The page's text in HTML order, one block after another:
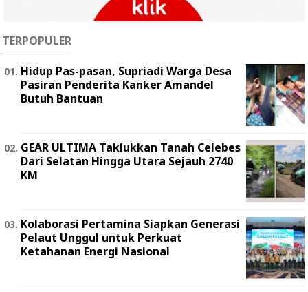
TERPOPULER
Hidup Pas-pasan, Supriadi Warga Desa
Pasiran Penderita Kanker Amandel
Butuh Bantuan
GEAR ULTIMA Taklukkan Tanah Celebes
Dari Selatan Hingga Utara Sejauh 2740
KM
Kolaborasi Pertamina Siapkan Generasi
Pelaut Unggul untuk Perkuat
Ketahanan Energi Nasional